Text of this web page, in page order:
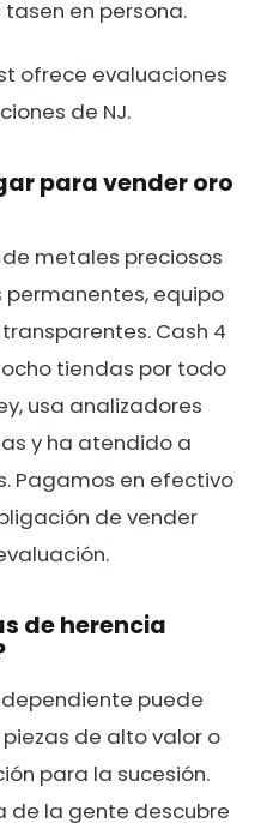
en persona.
ofrece evaluaciones
de NJ.
para vender oro
metales preciosos
permanentes, equipo
Cash 4
tiendas por todo
usa analizadores
y ha atendido a
Pagamos en efectivo
de vender
de herencia
puede
de alto valor o
para la sucesión.
de la gente descubre